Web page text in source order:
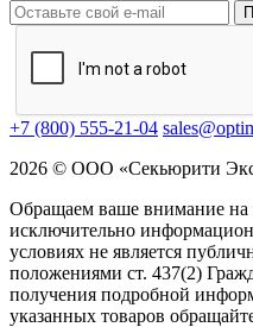
+7 (800) 555-21-04
2026 © ООО «Секьюрити
Обращаем ваше внимание на
исключительно
условиях не является
положениями ст. 437(2)
получения подробной
указанных товаров